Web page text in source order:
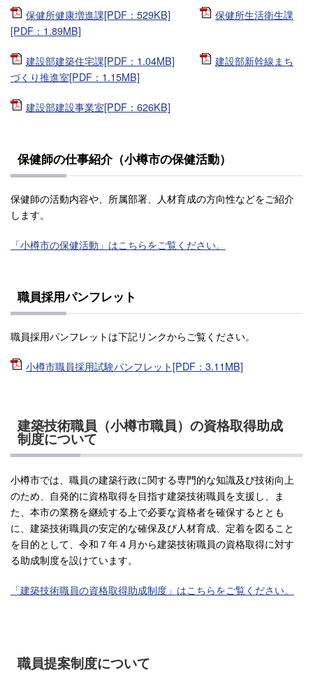
保健所健康増進課[PDF：529KB]
保健所生活衛生課
[PDF：1.89MB]
建設部建築住宅課[PDF：1.04MB]
建設部新幹線まち
づくり推進室[PDF：1.15MB]
建設部建設事業室[PDF：626KB]
保健師の仕事紹介（小樽市の保健活動）
保健師の活動内容や、所属部署、人材育成の方向性などをご紹介
します。
「小樽市の保健活動」はこちらをご覧ください。
職員採用パンフレット
職員採用パンフレットは下記リンクからご覧ください。
小樽市職員採用試験パンフレット[PDF：3.11MB]
建築技術職員（小樽市職員）の資格取得助成
制度について
小樽市では、職員の建築行政に関する専門的な知識及び技術向上
のため、自発的に資格取得を目指す建築技術職員を支援し、ま
た、本市の業務を継続する上で必要な資格者を確保するととも
に、建築技術職員の安定的な確保及び人材育成、定着を図ること
を目的として、令和７年４月から建築技術職員の資格取得に対す
る助成制度を設けています。
「建築技術職員の資格取得助成制度」はこちらをご覧ください。
職員提案制度について